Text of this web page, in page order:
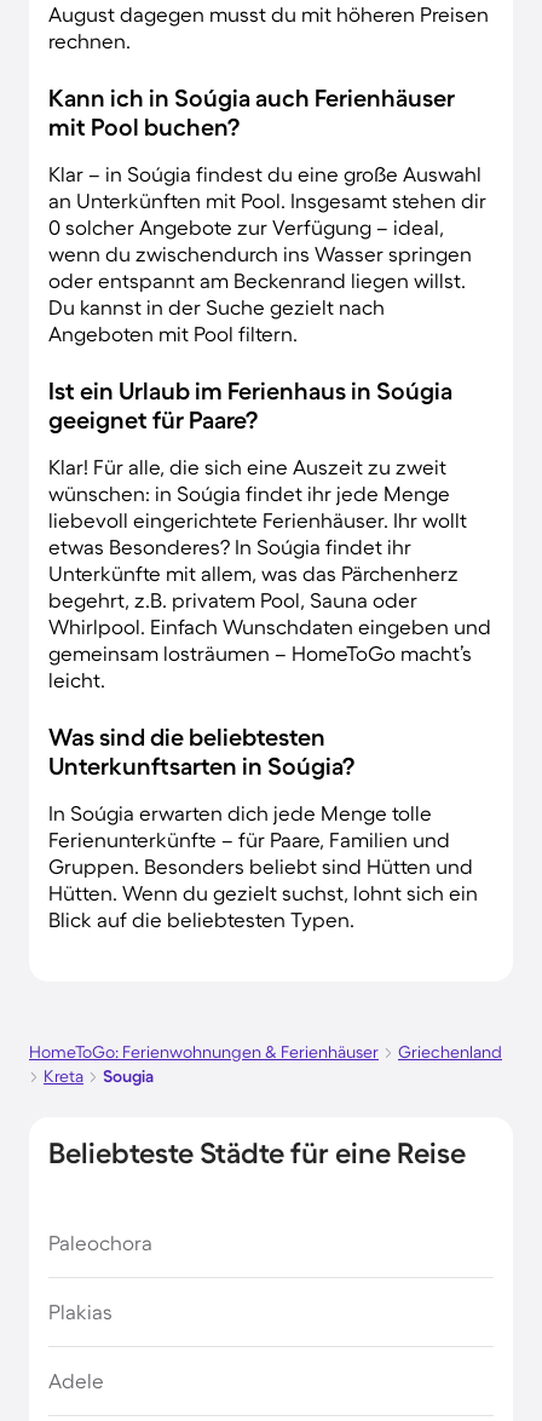
August dagegen musst du mit höheren Preisen
rechnen.
Kann ich in Soúgia auch Ferienhäuser
mit Pool buchen?
Klar – in Soúgia findest du eine große Auswahl
an Unterkünften mit Pool. Insgesamt stehen dir
0 solcher Angebote zur Verfügung – ideal,
wenn du zwischendurch ins Wasser springen
oder entspannt am Beckenrand liegen willst.
Du kannst in der Suche gezielt nach
Angeboten mit Pool filtern.
Ist ein Urlaub im Ferienhaus in Soúgia
geeignet für Paare?
Klar! Für alle, die sich eine Auszeit zu zweit
wünschen: in Soúgia findet ihr jede Menge
liebevoll eingerichtete Ferienhäuser. Ihr wollt
etwas Besonderes? In Soúgia findet ihr
Unterkünfte mit allem, was das Pärchenherz
begehrt, z.B. privatem Pool, Sauna oder
Whirlpool. Einfach Wunschdaten eingeben und
gemeinsam losträumen – HomeToGo macht’s
leicht.
Was sind die beliebtesten
Unterkunftsarten in Soúgia?
In Soúgia erwarten dich jede Menge tolle
Ferienunterkünfte – für Paare, Familien und
Gruppen. Besonders beliebt sind Hütten und
Hütten. Wenn du gezielt suchst, lohnt sich ein
Blick auf die beliebtesten Typen.
HomeToGo: Ferienwohnungen & Ferienhäuser
Griechenland
Kreta
Sougia
Beliebteste Städte für eine Reise
Paleochora
Plakias
Adele